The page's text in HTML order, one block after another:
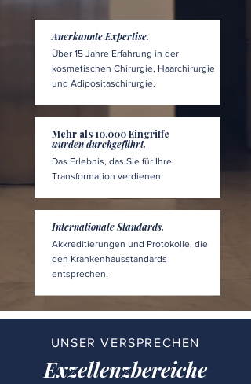
Anerkannte Expertise.
Über 15 Jahre Erfahrung in der
kosmetischen Chirurgie, Haarchirurgie
und Adipositaschirurgie.
Mehr als 10.000 Eingriffe
wurden durchgeführt.
Das Erlebnis, das Sie für Ihre
Transformation verdienen.
Internationale Standards.
Akkreditierungen und Protokolle, die
den Krankenhausstandards
entsprechen.
UNSER VERSPRECHEN
Exzellenzbereiche